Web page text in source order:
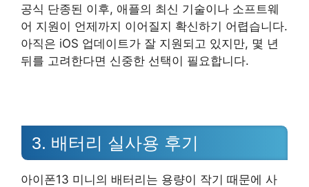
공식 단종된 이후, 애플의 최신 기술이나 소프트웨
어 지원이 언제까지 이어질지 확신하기 어렵습니다.
아직은 iOS 업데이트가 잘 지원되고 있지만, 몇 년
뒤를 고려한다면 신중한 선택이 필요합니다.
3. 배터리 실사용 후기
아이폰13 미니의 배터리는 용량이 작기 때문에 사